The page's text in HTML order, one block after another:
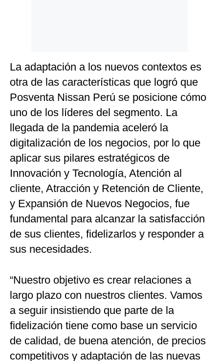
La adaptación a los nuevos contextos es
otra de las características que logró que
Posventa Nissan Perú se posicione cómo
uno de los líderes del segmento. La
llegada de la pandemia aceleró la
digitalización de los negocios, por lo que
aplicar sus pilares estratégicos de
Innovación y Tecnología, Atención al
cliente, Atracción y Retención de Cliente,
y Expansión de Nuevos Negocios, fue
fundamental para alcanzar la satisfacción
de sus clientes, fidelizarlos y responder a
sus necesidades.
“Nuestro objetivo es crear relaciones a
largo plazo con nuestros clientes. Vamos
a seguir insistiendo que parte de la
fidelización tiene como base un servicio
de calidad, de buena atención, de precios
competitivos y adaptación de las nuevas